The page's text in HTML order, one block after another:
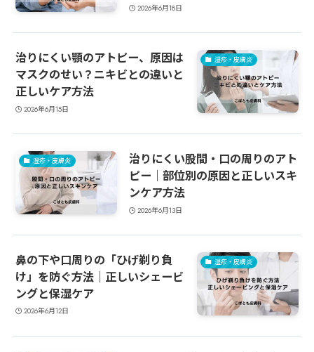
2026年6月18日
湿疹・皮膚炎
治りにくい顎のアトピー、原因は
マスクのせい？ニキビとの違いと
正しいケア方法
2026年6月15日
湿疹・皮膚炎
治りにくい股間・口の周りのアト
ピー｜部位別の原因と正しいスキ
ンケア方法
2026年6月13日
湿疹・皮膚炎
鼻の下や口周りの「ひげ剃り負
け」を防ぐ方法｜正しいシェービ
ングと保湿ケア
2026年6月12日